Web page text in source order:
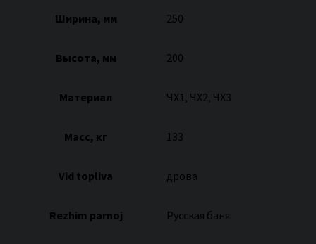
Ширина, мм 250
Высота, мм 200
Материал ЧХ1, ЧХ2, ЧХ3
Масс, кг 133
Vid topliva дрова
Rezhim parnoj Русская баня